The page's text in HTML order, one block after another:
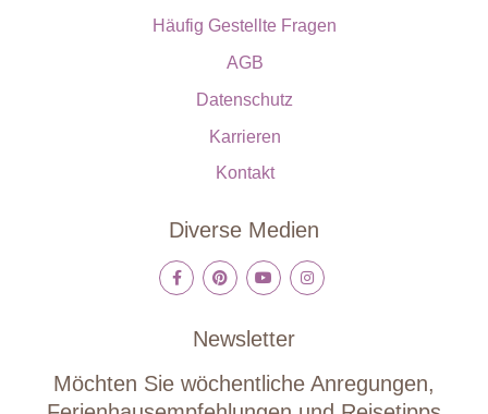
Häufig Gestellte Fragen
AGB
Datenschutz
Karrieren
Kontakt
Diverse Medien
Newsletter
Möchten Sie wöchentliche Anregungen,